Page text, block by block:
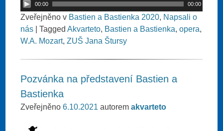
00:00 00:00
Zveřejněno v Bastien a Bastienka 2020, Napsali o
nás
|TaggedAkvarteto, Bastien a Bastienka,opera,
W.A. Mozart,ZUŠ Jana Štursy
Pozvánka na představení Bastien a
Bastienka
Zveřejněno6.10.2021 autoremakvarteto